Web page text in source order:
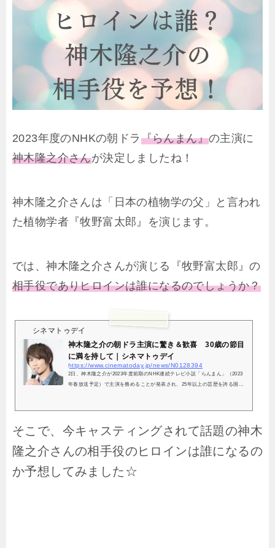
2023年度のNHKの朝ドラ 『らんまん』の主演に
神木隆之介さんが決定しましたね！
神木隆之介さんは「日本の植物学の父」と言われ
た植物学者『牧野富太郎』を演じます。
では、神木隆之介さんが演じる『牧野富太郎』の
相手役でありヒロインは誰になるのでしょうか？
シネマトゥデイ
神木隆之介の朝ドラ主演に驚き＆歓喜 30歳の節目
に満を持して｜シネマトゥデイ
https://www.cinematoday.jp/news/N0128394
2日、神木隆之介が2023年度前期のNHK連続テレビ小説「らんまん」（2023
年春放送予定）で主演を務めることが発表され、25年以上の芸歴を誇る国民
そこで、今キャスティングされて話題の神木
隆之介さんの相手役のヒロインは誰になるの
か予想してみました☆